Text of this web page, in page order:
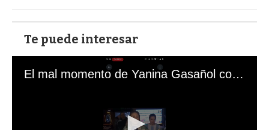
Te puede interesar
El mal momento de Yanina Gasañol con un hincha argentino en "Subrayado"